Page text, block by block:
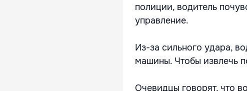
полиции, водитель
управление.
Из-за сильного удара,
машины. Чтобы извлечь
Очевидцы говорят, что